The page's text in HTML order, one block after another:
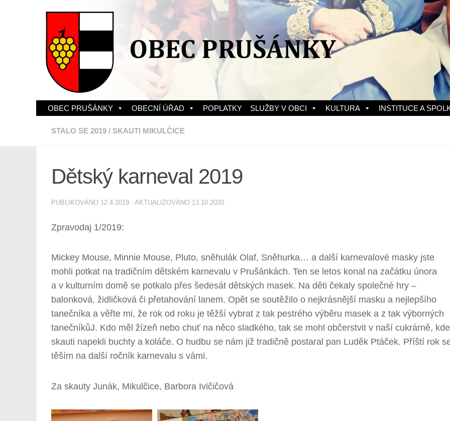
Skip to content
OBEC PRUŠÁNKY OBECNÍ ÚŘAD POPLATKY SLUŽBY V OBCI KULTURA INSTITUCE A
STALO SE 2019 / SKAUTI MIKULČICE
Dětský karneval 2019
PUBLIKOVÁNO 12.4.2019 · AKTUALIZOVÁNO 13.10.2020
Zpravodaj 1/2019:
Mickey Mouse, Minnie Mouse, Pluto, sněhulák Olaf, Sněhurka… a další karnevalové masky jste
mohli potkat na tradičním dětském karnevalu v Prušánkách. Ten se letos konal na začátku února
a v kulturním domě se potkalo přes šedesát dětských masek. Na děti čekaly společné hry –
balonková, židličková či přetahování lanem. Opět se soutěžilo o nejkrásnější masku a nejlepšího
tanečníka a věřte mi, že rok od roku je těžší vybrat z tak pestrého výběru masek a z tak výborných
tanečníkůJ. Kdo měl žízeň nebo chuť na něco sladkého, tak se mohl občerstvit v naší cukrárně, kde
skauti napekli buchty a koláče. O hudbu se nám již tradičně postaral pan Luděk Ptáček. Příští rok
těším na další ročník karnevalu s vámi.
Za skauty Junák, Mikulčice, Barbora Ivičičová